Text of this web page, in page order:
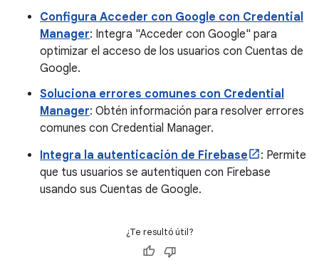
Configura Acceder con Google con Credential
Manager: Integra "Acceder con Google" para
optimizar el acceso de los usuarios con Cuentas de
Google.
Soluciona errores comunes con Credential
Manager: Obtén información para resolver errores
comunes con Credential Manager.
Integra la autenticación de Firebase
: Permite
que tus usuarios se autentiquen con Firebase
usando sus Cuentas de Google.
¿Te resultó útil?